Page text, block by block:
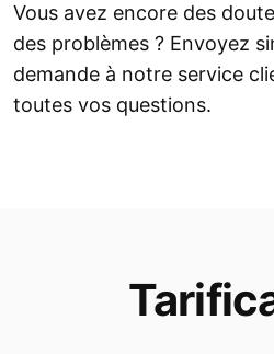
Vous avez encore des
des problèmes ? Envoyez
demande à notre service
toutes vos questions.